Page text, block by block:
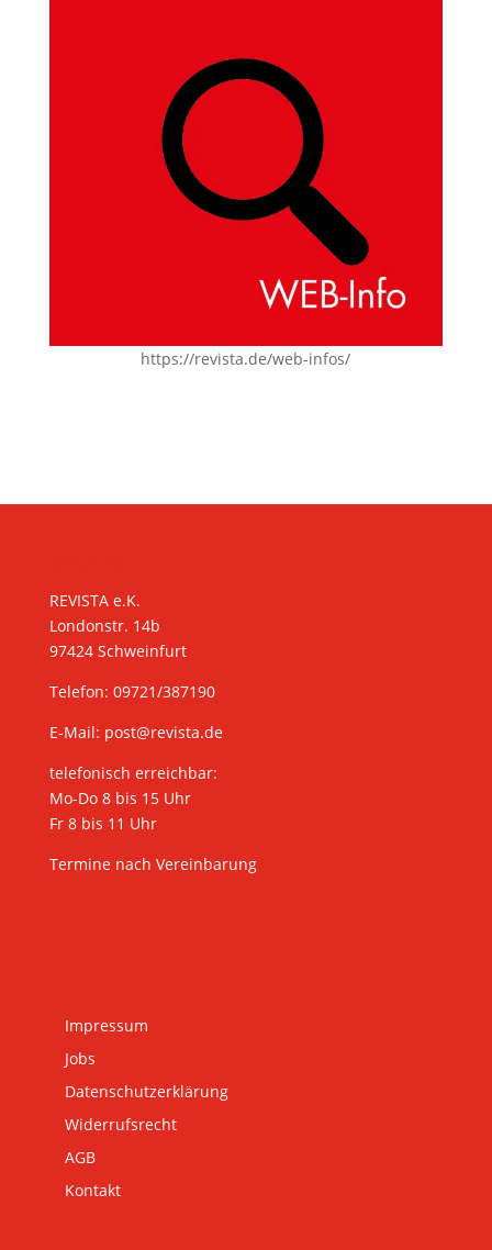
https://revista.de/web-infos/
REVISTA e.K.
Londonstr. 14b
97424 Schweinfurt
Telefon: 09721/387190
E-Mail: post@revista.de
telefonisch erreichbar:
Mo-Do 8 bis 15 Uhr
Fr 8 bis 11 Uhr
Termine nach Vereinbarung
Impressum
Jobs
Datenschutzerklärung
Widerrufsrecht
AGB
Kontakt